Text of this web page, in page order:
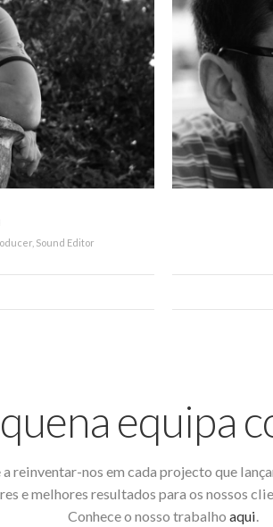
Sound Editor
equipa
reinventar-nos em cada projecto que
e melhores resultados para os nossos
Conhece o nosso trabalho aqui.